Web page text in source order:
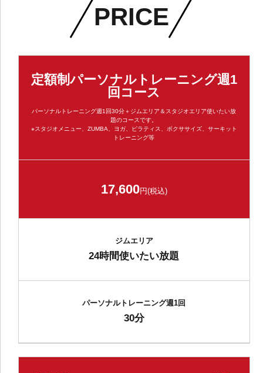
PRICE
定額制パーソナルトレーニング週1
回コース
パーソナルトレーニング週1回30分＋ジムエリア＆スタジオエリア使いたい放
題のコースです。
※スタジオメニュー、ZUMBA、ヨガ、ピラティス、ボクササイズ、サーキット
トレーニング等
17,600円(税込)
ジムエリア
24時間使いたい放題
パーソナルトレーニング週1回
30分